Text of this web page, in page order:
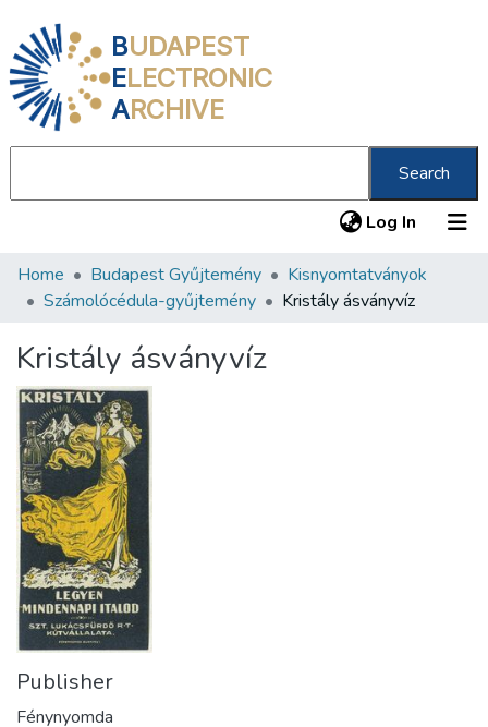
BUDAPEST
ELECTRONIC
ARCHIVE
Search
Log In (current)
Communities & Collections
Statistics
About us
Home Budapest Gyűjtemény
Kisnyomtatványok
Számolócédula-gyűjtemény
Kristály ásványvíz
Kristály ásványvíz
Publisher
Fénynyomda